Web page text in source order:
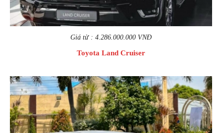
Giá từ : 4.286.000.000 VNĐ
Toyota Land Cruiser